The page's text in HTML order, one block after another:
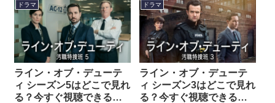
ドラマ
ライン・オブ・デューテ
ィ シーズン5はどこで見れ
る？今すぐ視聴できる動
ドラマ
ライン・オブ・デューテ
ィ シーズン3はどこで見れ
る？今すぐ視聴できる動